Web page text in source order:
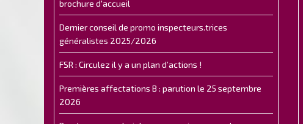
brochure d'accueil
Dernier conseil de promo inspecteurs.trices
généralistes 2025/2026
FSR : Circulez il y a un plan d’actions !
Premières affectations B : parution le 25 septembre
2026